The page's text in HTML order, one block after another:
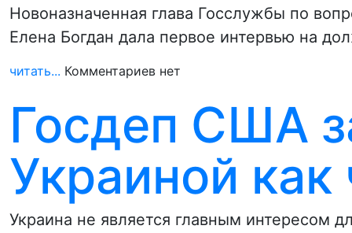
Новоназначенная глава Госслужбы по
Елена Богдан дала первое интервью на
читать... Комментариев нет
Госдеп США
Украиной
Украина не является главным интересом